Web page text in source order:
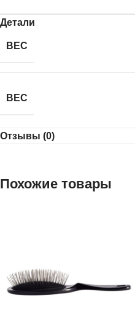
Детали
ВЕС
ВЕС
Отзывы (0)
Похожие товары